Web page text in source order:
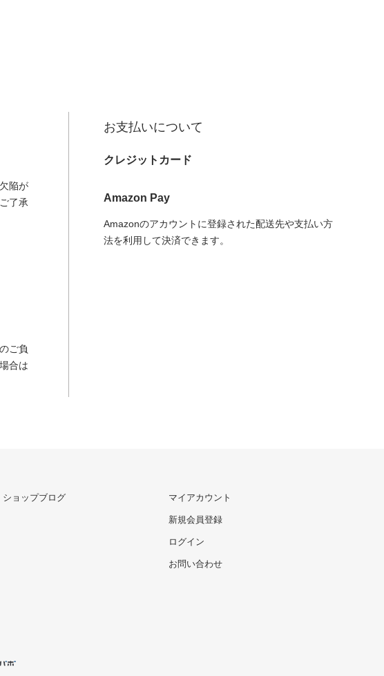
陥が
了承
ご負
合は
お支払いについて
クレジットカード
Amazon Pay
Amazonのアカウントに登録された配送先や支払い方
法を利用して決済できます。
ショップブログ マイアカウント
新規会員登録
ログイン
お問い合わせ